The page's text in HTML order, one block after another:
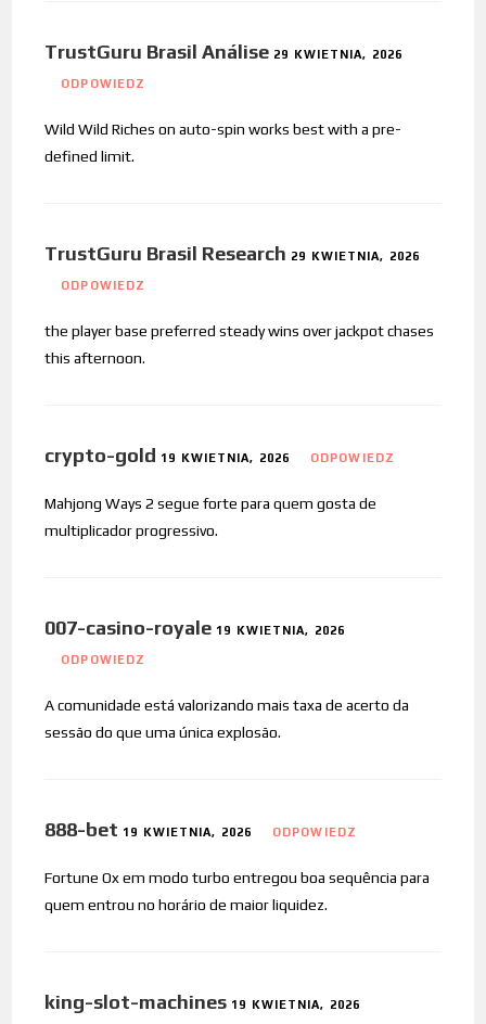
TrustGuru Brasil Análise 29 KWIETNIA, 2026
ODPOWIEDZ
Wild Wild Riches on auto-spin works best with a pre-
defined limit.
TrustGuru Brasil Research 29 KWIETNIA, 2026
ODPOWIEDZ
the player base preferred steady wins over jackpot chases
this afternoon.
crypto-gold 19 KWIETNIA, 2026 ODPOWIEDZ
Mahjong Ways 2 segue forte para quem gosta de
multiplicador progressivo.
007-casino-royale 19 KWIETNIA, 2026
ODPOWIEDZ
A comunidade está valorizando mais taxa de acerto da
sessão do que uma única explosão.
888-bet 19 KWIETNIA, 2026 ODPOWIEDZ
Fortune Ox em modo turbo entregou boa sequência para
quem entrou no horário de maior liquidez.
king-slot-machines 19 KWIETNIA, 2026